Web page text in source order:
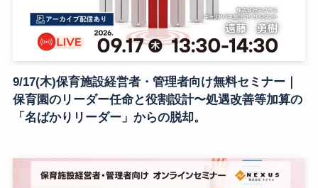
9/17(木)保育施設経営者・管理者向け無料セミナー｜
保育園のリーダー任命と役割設計〜処遇改善等加算の
「名ばかりリーダー」からの脱却。